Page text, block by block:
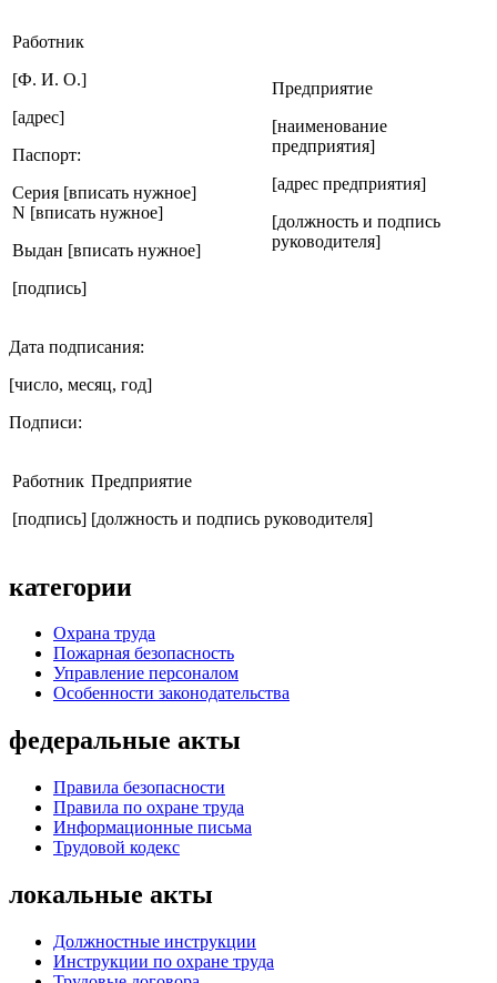
Работник
[Ф. И. О.]
[адрес]
Паспорт:
Серия [вписать нужное]
N [вписать нужное]
Выдан [вписать нужное]
[подпись]
Предприятие
[наименование
предприятия]
[адрес предприятия]
[должность и подпись
руководителя]
Дата подписания:
[число, месяц, год]
Подписи:
Работник
[подпись]
Предприятие
[должность и подпись руководителя]
категории
Охрана труда
Пожарная безопасность
Управление персоналом
Особенности законодательства
федеральные акты
Правила безопасности
Правила по охране труда
Информационные письма
Трудовой кодекс
локальные акты
Должностные инструкции
Инструкции по охране труда